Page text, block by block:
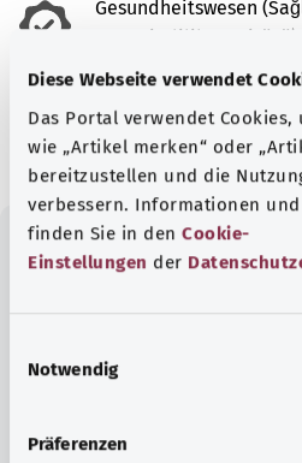
Diese Webseite verwendet
Das Portal verwendet Cookies,
wie „Artikel merken“ oder
bereitzustellen und die
verbessern. Informationen
finden Sie in den Cookie-
Einstellungen der
Notwendig
Präferenzen
Gesundheitswesen
ve Verimlilik
hazırlanmıştır.
Tarih: 22.04.2022
Bu yazıyı